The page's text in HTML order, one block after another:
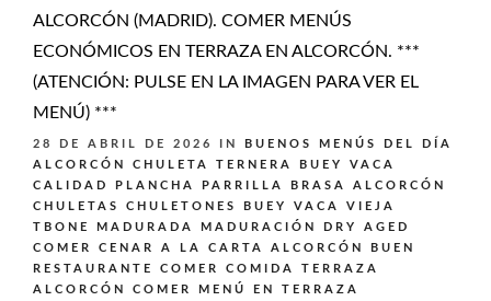
ALCORCÓN (MADRID). COMER MENÚS
ECONÓMICOS EN TERRAZA EN ALCORCÓN. ***
(ATENCIÓN: PULSE EN LA IMAGEN PARA VER EL
MENÚ) ***
28 DE ABRIL DE 2026 IN
BUENOS MENÚS DEL DÍA
ALCORCÓN
CHULETA TERNERA BUEY VACA
CALIDAD PLANCHA PARRILLA BRASA ALCORCÓN
CHULETAS CHULETONES BUEY VACA VIEJA
TBONE MADURADA MADURACIÓN DRY AGED
COMER CENAR A LA CARTA ALCORCÓN BUEN
RESTAURANTE
COMER COMIDA TERRAZA
ALCORCÓN
COMER MENÚ EN TERRAZA